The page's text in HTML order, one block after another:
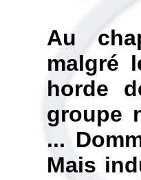
Au
malgré
horde
groupe
...
Mais